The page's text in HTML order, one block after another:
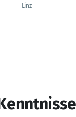
Linz